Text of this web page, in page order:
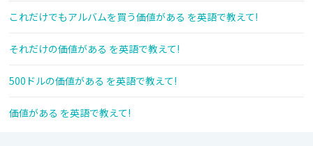
これだけでもアルバムを買う価値がある を英語で教えて!
それだけの価値がある を英語で教えて!
500ドルの価値がある を英語で教えて!
価値がある を英語で教えて!